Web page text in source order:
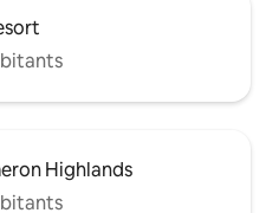
Highlands